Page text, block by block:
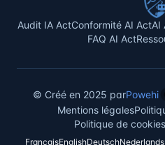
Audit IA ActConformité AI ActAI
FAQ AI Act
© Créé en 2025 parPowehi
Mentions légales
Politique de cookies
FrançaisEnglishDeutschNederlands·